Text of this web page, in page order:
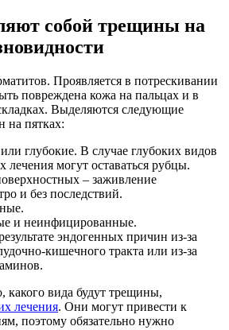
собой трещины на
Проявляется в потрескивании
повреждена кожа на пальцах и в
Выделяются следующие
на пятках:
глубокие. В случае глубоких видов
лечения могут оставаться рубцы.
– заживление
и без последствий.
и неинфицированные.
эндогенных причин из-за
кишечного тракта или из-за
какого вида будут трещины,
лечения. Они могут привести к
поэтому обязательно нужно